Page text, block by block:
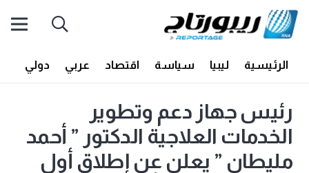
الرئيسية ليبيا سياسة اقتصاد عربي دولي
رئيس جهاز دعم وتطوير
الخدمات العلاجية الدكتور ” أحمد
مليطان ” يعلن عن إطلاق أول